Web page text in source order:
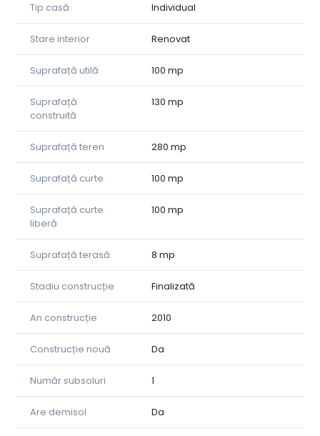
Tip casă Individual
Stare interior Renovat
Suprafață utilă 100 mp
Suprafață
construită
130 mp
Suprafață teren 280 mp
Suprafață curte 100 mp
Suprafață curte
liberă
100 mp
Suprafață terasă 8 mp
Stadiu construcție Finalizată
An construcție 2010
Construcție nouă Da
Număr subsoluri 1
Are demisol Da